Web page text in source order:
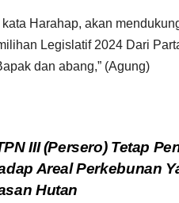
kata Harahap, akan
Legislatif 2024 Dari
dan abang,” (Agung)
III (Persero) Tetap
Areal Perkebunan
Hutan